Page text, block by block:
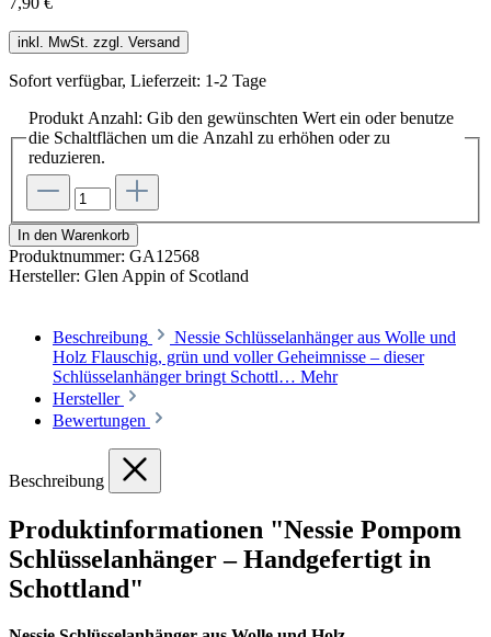
inkl. MwSt. zzgl. Versand
Sofort verfügbar, Lieferzeit: 1-2 Tage
Produkt Anzahl: Gib den gewünschten Wert ein oder benutze
die Schaltflächen um die Anzahl zu erhöhen oder zu
reduzieren.
In den Warenkorb
Produktnummer: GA12568
Hersteller: Glen Appin of Scotland
Beschreibung
Nessie Schlüsselanhänger aus Wolle und
Holz Flauschig, grün und voller Geheimnisse – dieser
Schlüsselanhänger bringt Schottl… Mehr
Hersteller
Bewertungen
Beschreibung
Produktinformationen "Nessie Pompom
Schlüsselanhänger – Handgefertigt in
Schottland"